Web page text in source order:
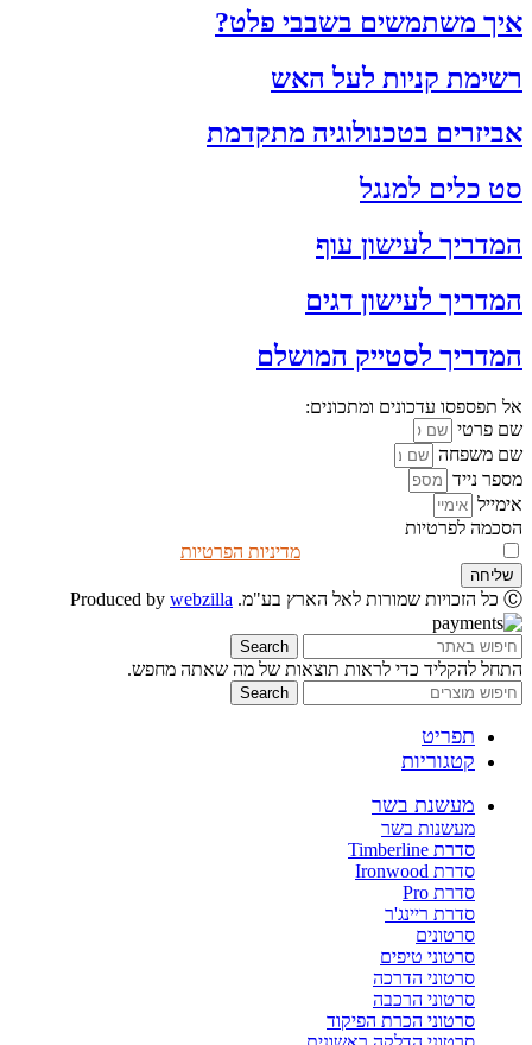
איך משתמשים בשבבי פלט?
רשימת קניות לעל האש
אביזרים בטכנולוגיה מתקדמת
סט כלים למנגל
המדריך לעישון עוף
המדריך לעישון דגים
המדריך לסטייק המושלם
אל תפספסו עדכונים ומתכונים:
שם פרטי
שם משפחה
מספר נייד
אימייל
הסכמה לפרטיות
מדיניות הפרטיות
שליחה
Ⓒ כל הזכויות שמורות לאל הארץ בע"מ. Produced by webzilla
Search
התחל להקליד כדי לראות תוצאות של מה שאתה מחפש.
Search
תפריט
קטגוריות
מעשנת בשר
מעשנות בשר
סדרת Timberline
סדרת Ironwood
סדרת Pro
סדרת ריינג'ר
סרטונים
סרטוני טיפים
סרטוני הדרכה
סרטוני הרכבה
סרטוני הכרת הפיקוד